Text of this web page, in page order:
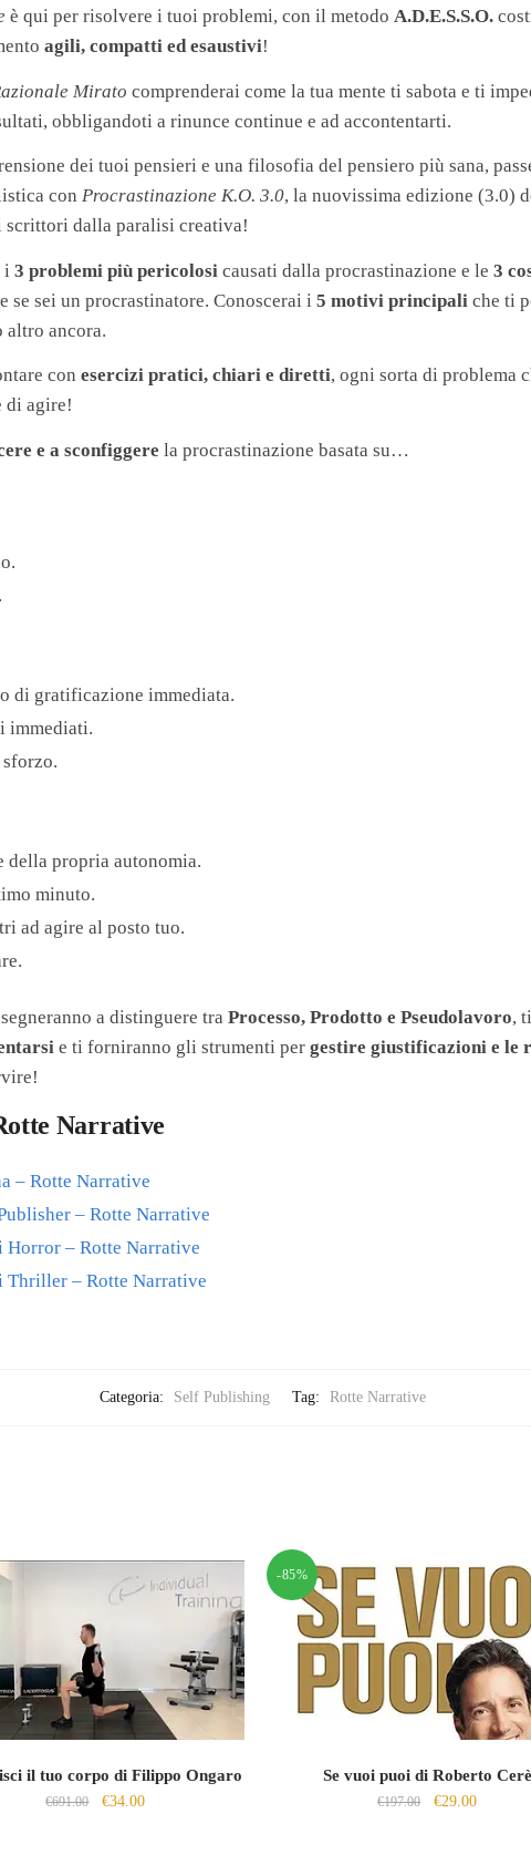
è qui per risolvere i tuoi problemi, con il metodoA.D.E.S.S.O.
agili, compatti ed esaustivi!
Mirato comprenderai come la tua mente ti sabota e ti
obbligandoti a rinunce continue e ad accontentarti.
dei tuoi pensieri e una filosofia del pensiero più sana,
conProcrastinazione K.O. 3.0, la nuovissima edizione (3.0)
scrittori dalla paralisi creativa!
i3 problemi più pericolosi causati dalla procrastinazione e le3
se sei un procrastinatore. Conoscerai i5 motivi principali che ti
altro ancora.
conesercizi pratici, chiari e diretti, ogni sorta di problema
di agire!
e a sconfiggere la procrastinazione basata su…
di gratificazione immediata.
immediati.
della propria autonomia.
minuto.
ad agire al posto tuo.
a distinguere traProcesso, Prodotto e Pseudolavoro,
e ti forniranno gli strumenti pergestire giustificazioni e le
Narrative
– Rotte Narrative
– Rotte Narrative
Horror – Rotte Narrative
Thriller – Rotte Narrative
Categoria: Self Publishing Tag: Rotte Narrative
il tuo corpo di Filippo Ongaro
€691.00
Il
€34.00Il
-85%
Se vuoi puoi di Roberto Cerè
€197.00
Il
€29.00Il